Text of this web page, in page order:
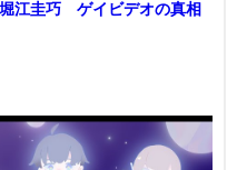
堀江圭巧 ゲイビデオの真相